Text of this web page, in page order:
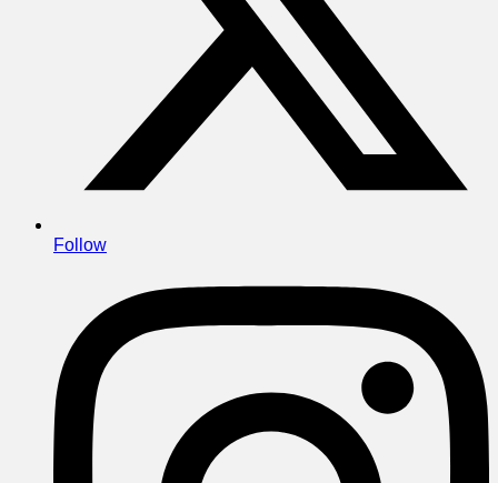
Follow